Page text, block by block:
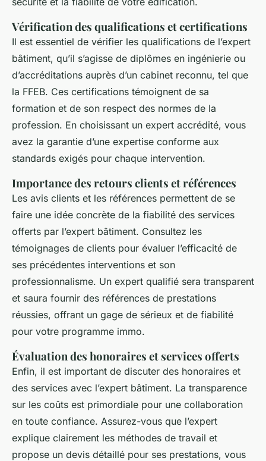
Vérification des qualifications et certifications
Il est essentiel de vérifier les qualifications de l’expert
bâtiment, qu’il s’agisse de diplômes en ingénierie ou
d’accréditations auprès d’un cabinet reconnu, tel que
la FFEB. Ces certifications témoignent de sa
formation et de son respect des normes de la
profession. En choisissant un expert accrédité, vous
avez la garantie d’une expertise conforme aux
standards exigés pour chaque intervention.
Importance des retours clients et références
Les avis clients et les références permettent de se
faire une idée concrète de la fiabilité des services
offerts par l’expert bâtiment. Consultez les
témoignages de clients pour évaluer l’efficacité de
ses précédentes interventions et son
professionnalisme. Un expert qualifié sera transparent
et saura fournir des références de prestations
réussies, offrant un gage de sérieux et de fiabilité
pour votre programme immo.
Évaluation des honoraires et services offerts
Enfin, il est important de discuter des honoraires et
des services avec l’expert bâtiment. La transparence
sur les coûts est primordiale pour une collaboration
en toute confiance. Assurez-vous que l’expert
explique clairement les méthodes de travail et
propose un devis détaillé pour ses prestations, vous